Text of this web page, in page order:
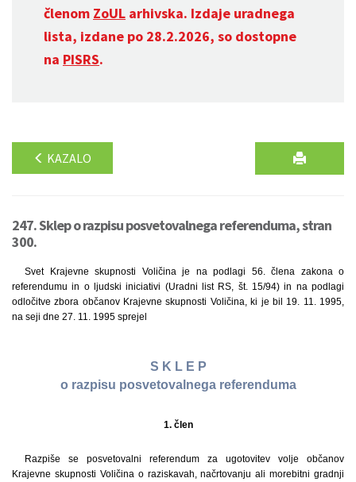
členom ZoUL arhivska. Izdaje uradnega
lista, izdane po 28.2.2026, so dostopne
na PISRS.
KAZALO
247. Sklep o razpisu posvetovalnega referenduma, stran
300.
Svet Krajevne skupnosti Voličina je na podlagi 56. člena zakona o
referendumu in o ljudski iniciativi (Uradni list RS, št. 15/94) in na podlagi
odločitve zbora občanov Krajevne skupnosti Voličina, ki je bil 19. 11. 1995,
na seji dne 27. 11. 1995 sprejel
S K L E P
o razpisu posvetovalnega referenduma
1. člen
Razpiše se posvetovalni referendum za ugotovitev volje občanov
Krajevne skupnosti Voličina o raziskavah, načrtovanju ali morebitni gradnji